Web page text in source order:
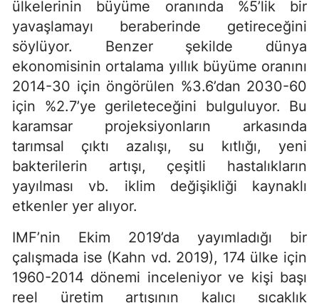
ülkelerinin büyüme oranında %5’lik bir
yavaşlamayı beraberinde getireceğini
söylüyor. Benzer şekilde dünya
ekonomisinin ortalama yıllık büyüme oranını
2014-30 için öngörülen %3.6’dan 2030-60
için %2.7’ye gerileteceğini bulguluyor. Bu
karamsar projeksiyonların arkasında
tarımsal çıktı azalışı, su kıtlığı, yeni
bakterilerin artışı, çeşitli hastalıkların
yayılması vb. iklim değişikliği kaynaklı
etkenler yer alıyor.
IMF’nin Ekim 2019’da yayımladığı bir
çalışmada ise (Kahn vd. 2019), 174 ülke için
1960-2014 dönemi inceleniyor ve kişi başı
reel üretim artışının kalıcı sıcaklık